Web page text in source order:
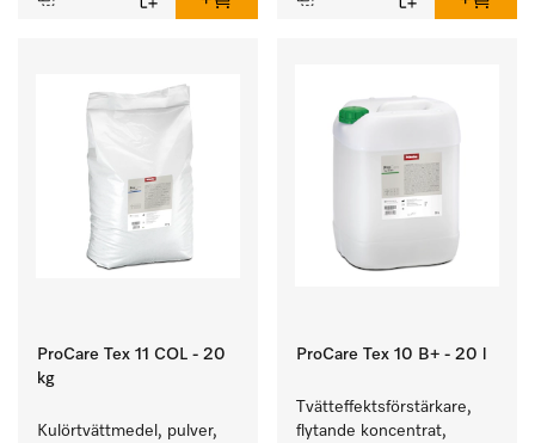
ProCare Tex 11 COL - 20
kg
Kulörtvättmedel, pulver,
ProCare Tex 10 B+ - 20 l
Tvätteffektsförstärkare,
flytande koncentrat,